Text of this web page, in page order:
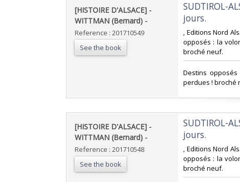
‎[HISTOIRE D'ALSACE] -
WITTMAN (Bernard) - ‎
Reference : 201710549
See the book
‎SUDTIROL-
jours. ‎
‎, Editions Nord
opposés : la
broché neuf.‎
‎Destins
perdues ! broché
‎[HISTOIRE D'ALSACE] -
WITTMAN (Bernard) - ‎
Reference : 201710548
See the book
‎SUDTIROL-
jours. ‎
‎, Editions Nord
opposés : la
broché neuf.‎